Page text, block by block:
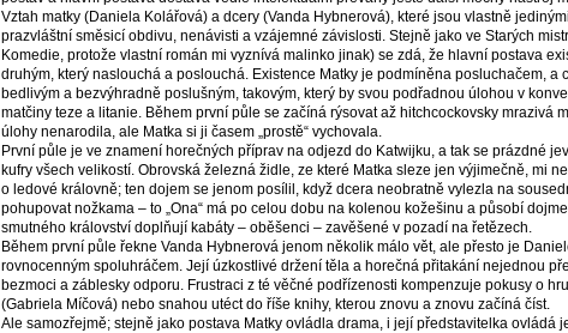
Vztah matky (Daniela Kolářová) a dcery (Vanda Hybnerová), které jsou vlastně
prazvláštní směsicí obdivu, nenávisti a vzájemné závislosti. Stejně jako ve Starých
Komedie, protože vlastní román mi vyznívá malinko jinak) se zdá, že hlavní postava
druhým, který naslouchá a poslouchá. Existence Matky je podmíněna posluchačem, a
bedlivým a bezvýhradně poslušným, takovým, který by svou podřadnou úlohou v
matčiny teze a litanie. Během první půle se začíná rýsovat až hitchcockovsky mrazivá
úlohy nenarodila, ale Matka si ji časem „prostě“ vychovala.
První půle je ve znamení horečných příprav na odjezd do Katwijku, a tak se prázdné
kufry všech velikostí. Obrovská železná židle, ze které Matka sleze jen výjimečně, mi
o ledové královně; ten dojem se jenom posílil, když dcera neobratně vylezla na
pohupovat nožkama – to „Ona“ má po celou dobu na kolenou kožešinu a působí
smutného království doplňují kabáty – oběšenci – zavěšené v pozadí na řetězech.
Během první půle řekne Vanda Hybnerová jenom několik málo vět, ale přesto je
rovnocenným spoluhráčem. Její úzkostlivé držení těla a horečná přitakání nejednou
bezmoci a záblesky odporu. Frustraci z té věčné podřízenosti kompenzuje pokusy o
(Gabriela Míčová) nebo snahou utéct do říše knihy, kterou znovu a znovu začíná číst.
Ale samozřejmě; stejně jako postava Matky ovládla drama, i její představitelka ovládá